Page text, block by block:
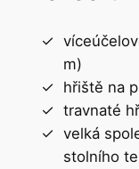
m)
hřiště na
travnaté
velká
stolního